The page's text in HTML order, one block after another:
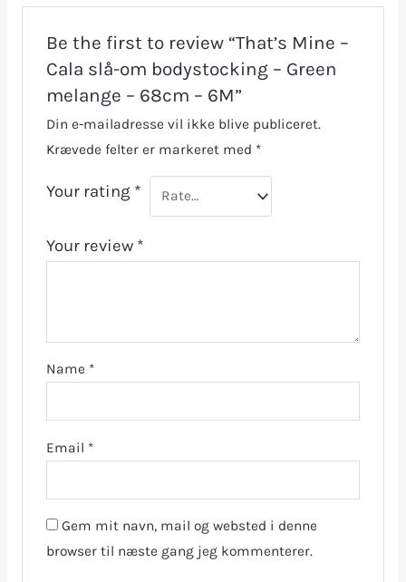
Be the first to review “That’s Mine –
Cala slå-om bodystocking – Green
melange – 68cm – 6M”
Din e-mailadresse vil ikke blive publiceret.
Krævede felter er markeret med *
Your rating *
Your review *
Name *
Email *
Gem mit navn, mail og websted i denne
browser til næste gang jeg kommenterer.